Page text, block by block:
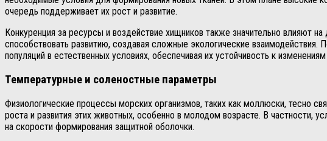
очередь поддерживает их рост и развитие.
Конкуренция за ресурсы и воздействие хищников также значительно влияют
способствовать развитию, создавая сложные экологические
популяций в естественных условиях, обеспечивая их устойчивость к
Температурные и соленостные параметры
Физиологические процессы морских организмов, таких как моллюски, тесно
роста и развития этих животных, особенно в молодом возрасте. В частности,
на скорости формирования защитной оболочки.